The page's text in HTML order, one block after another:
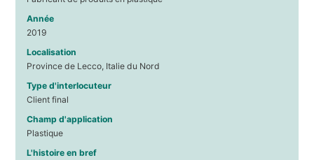
Année
2019
Localisation
Province de Lecco, Italie du Nord
Type d'interlocuteur
Client final
Champ d'application
Plastique
L'histoire en bref